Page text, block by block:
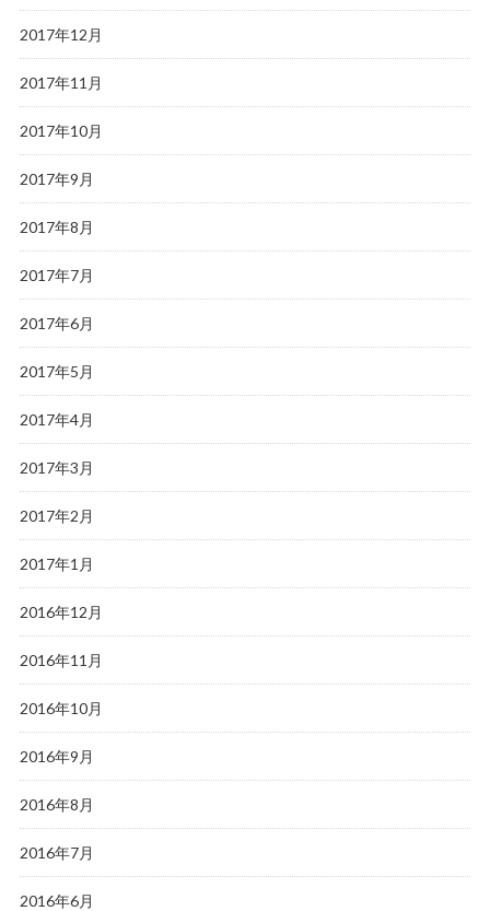
2017年12月
2017年11月
2017年10月
2017年9月
2017年8月
2017年7月
2017年6月
2017年5月
2017年4月
2017年3月
2017年2月
2017年1月
2016年12月
2016年11月
2016年10月
2016年9月
2016年8月
2016年7月
2016年6月